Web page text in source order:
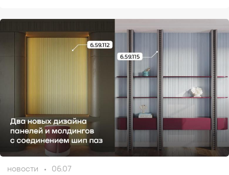
новости 06.07